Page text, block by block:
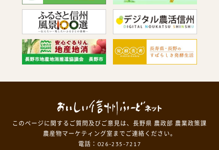
このページに関するご質問及びご意見は、長野県 農政部 農業政策課
農産物マーケティング室までご連絡ください。
電話：026-235-7217